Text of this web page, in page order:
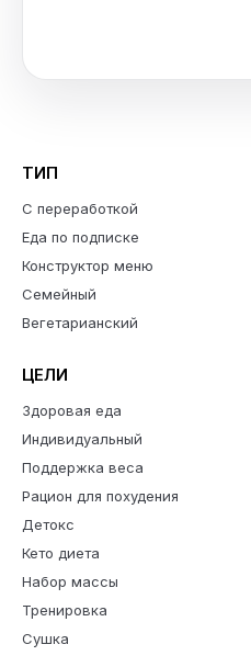
ТИП
С переработкой
Еда по подписке
Конструктор меню
Семейный
Вегетарианский
ЦЕЛИ
Здоровая еда
Индивидуальный
Поддержка веса
Рацион для похудения
Детокс
Кето диета
Набор массы
Тренировка
Сушка